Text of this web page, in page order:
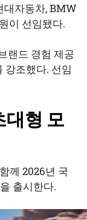
대자동차, BMW
이 선임됐다.
랜드 경험 제공
강조했다. 선임
대형 모
께 2026년 국
출시한다.